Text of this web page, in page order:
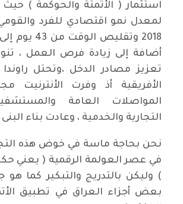
استثمار ( الأتمتة والحوكمة ) حيث
أضافة إلى زيادة فرص العمل ،
تعزيز مصادر الدخل ،وتحتل راوندا
الأفريقية أذ وفرت الأنترنيت
المواصلات العامة
التجارية والخدمية ، وعادت بناء البنى
نحن بحاجة ماسة في خوض هذه
في عصر العولمة الرقمية ( يعني
) وليكن بالتدريج والتبكير كما هو
بعض أجزاء العراق في تطبيق